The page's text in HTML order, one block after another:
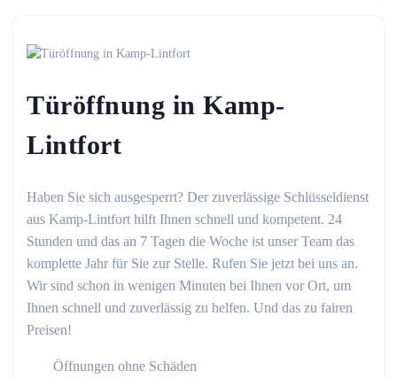
Türöffnung in Kamp-
Lintfort
Haben Sie sich ausgesperrt? Der zuverlässige Schlüsseldienst
aus Kamp-Lintfort hilft Ihnen schnell und kompetent. 24
Stunden und das an 7 Tagen die Woche ist unser Team das
komplette Jahr für Sie zur Stelle. Rufen Sie jetzt bei uns an.
Wir sind schon in wenigen Minuten bei Ihnen vor Ort, um
Ihnen schnell und zuverlässig zu helfen. Und das zu fairen
Preisen!
Öffnungen ohne Schäden